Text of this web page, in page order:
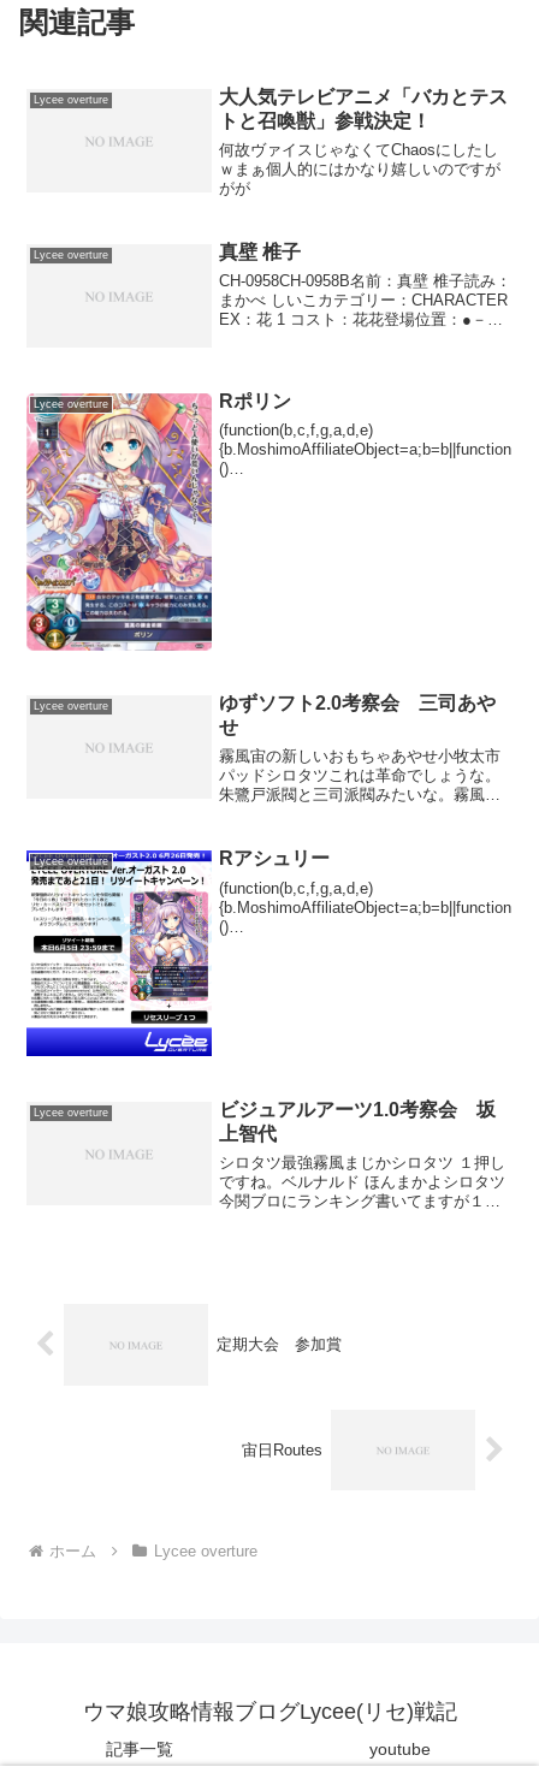
関連記事
Lycee overture
大人気テレビアニメ「バカとテス
トと召喚獣」参戦決定！
何故ヴァイスじゃなくてChaosにしたし
ｗまぁ個人的にはかなり嬉しいのですが
がが
Lycee overture 真壁 椎子
CH-0958CH-0958B名前：真壁 椎子読み：
まかべ しいこカテゴリー：CHARACTER
EX：花 1 コスト：花花登場位置：●－
Lycee overture Rポリン
(function(b,c,f,g,a,d,e)
{b.MoshimoAffiliateObject=a;b=b||function
()
Lycee overture
ゆずソフト2.0考察会 三司あや
せ
霧風宙の新しいおもちゃあやせ小牧太市
パッドシロタツこれは革命でしょうな。
朱鷺戸派閥と三司派閥みたいな。霧風雪
からよね、沙耶とか既存のカード全部置
いてくるの悲しいけど...
Lycee overture Rアシュリー
(function(b,c,f,g,a,d,e)
{b.MoshimoAffiliateObject=a;b=b||function
()
Lycee overture
ビジュアルアーツ1.0考察会 坂
上智代
シロタツ最強霧風まじかシロタツ １押し
ですね。ベルナルド ほんまかよシロタツ
今関ブロにランキング書いてますが１位
定期大会 参加賞
宙日Routes
ホーム Lycee overture
ウマ娘攻略情報ブログLycee(リセ)戦記
記事一覧 youtube